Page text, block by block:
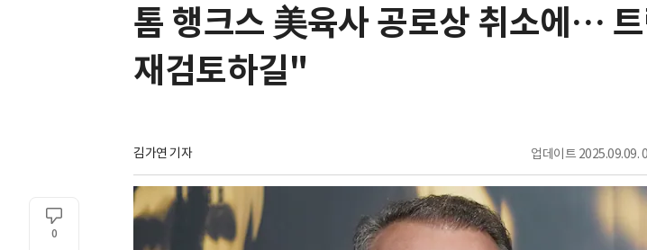
톰 행크스 美육사 공로상 취소에…
재검토하길"
김가연 기자 업데이트 2025.09.09.
0